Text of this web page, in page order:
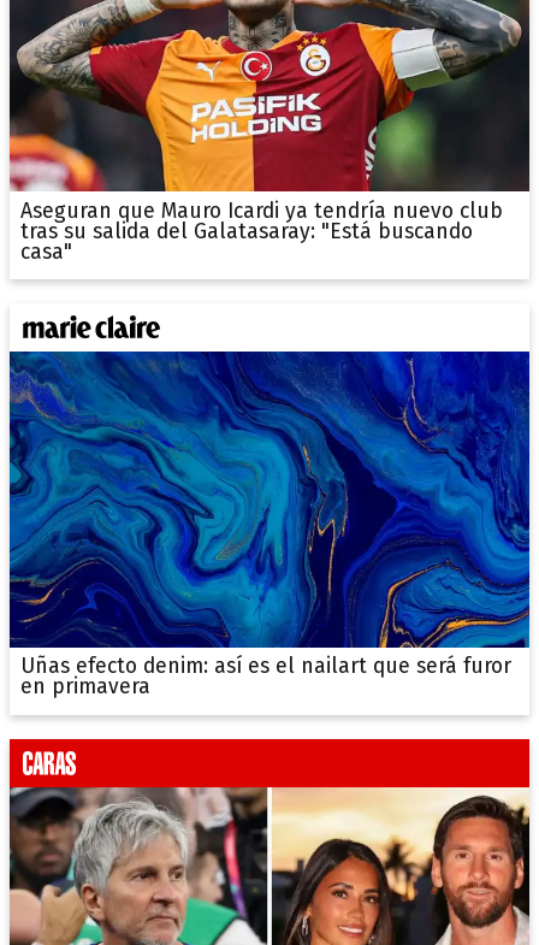
Aseguran que Mauro Icardi ya tendría nuevo club
tras su salida del Galatasaray: "Está buscando
casa"
Uñas efecto denim: así es el nailart que será furor
en primavera